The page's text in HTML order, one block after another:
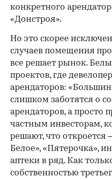
конкретного
«Донстроя».
Но это скорее
случаев помещения
все решает рынок.
проектов, где
арендаторов:
слишком заботятся о
арендаторов, а просто
частным инвесторам,
решают, что откроется
Белое», «Пятерочка»,
аптеки в ряд. Как
собственностью